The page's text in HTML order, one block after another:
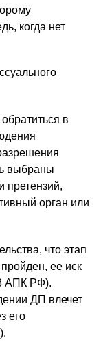
когда нет
в
выбраны
претензий,
орган или
что этап
ее иск
АПК РФ).
ДП влечет
его